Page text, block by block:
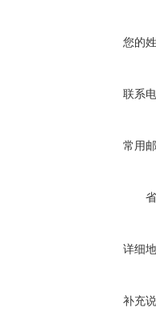
您的
联系
常用
详细
补充